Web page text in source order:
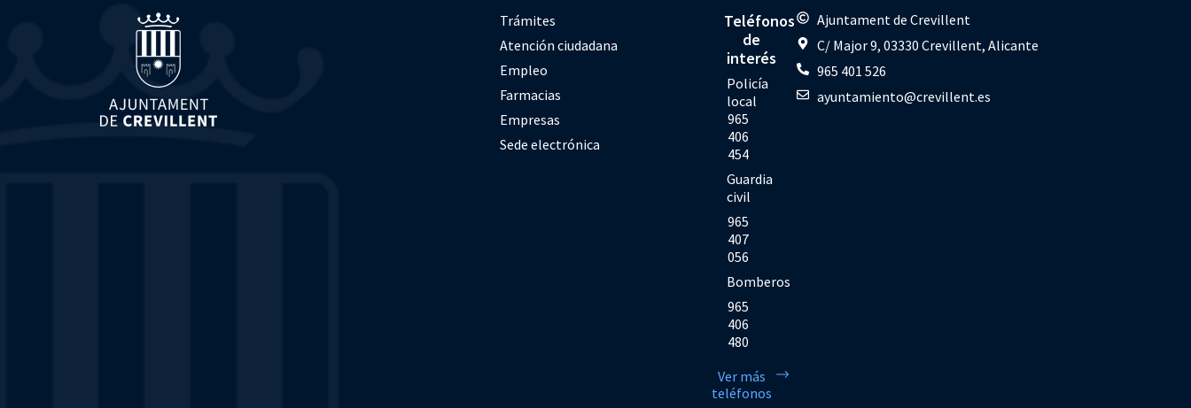
Trámites
Atención ciudadana
Empleo
Farmacias
Empresas
Sede electrónica
Teléfonos
de
interés
Policía
local
965
406
454
Guardia
civil
965
407
056
Bomberos
965
406
480
Ver más
teléfonos
Ajuntament de Crevillent
C/ Major 9, 03330 Crevillent, Alicante
965 401 526
ayuntamiento@crevillent.es